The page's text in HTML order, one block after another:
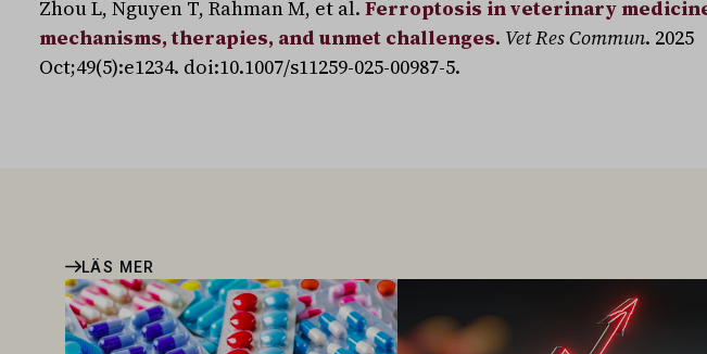
Zhou L, Nguyen T, Rahman M, et al. Ferroptosis in veterinary
mechanisms, therapies, and unmet challenges. Vet Res Commun. 2025
Oct;49(5):e1234. doi:10.1007/s11259-025-00987-5.
LÄS MER